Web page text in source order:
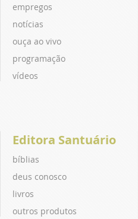
empregos
notícias
ouça ao vivo
programação
vídeos
Editora Santuário
bíblias
deus conosco
livros
outros produtos